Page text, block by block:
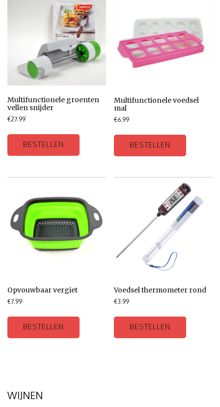
Multifunctionele groenten
vellen snijder
€27.99
BESTELLEN
Multifunctionele voedsel
mal
€6.99
BESTELLEN
Opvouwbaar vergiet
€7.99
BESTELLEN
Voedsel thermometer rond
€3.99
BESTELLEN
WIJNEN